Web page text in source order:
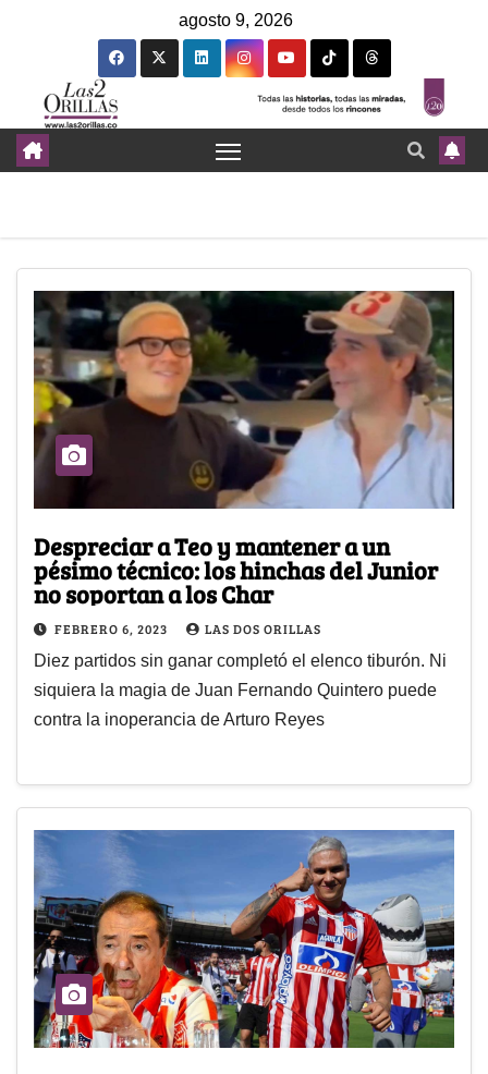
agosto 9, 2026
Despreciar a Teo y mantener a un
pésimo técnico: los hinchas del Junior
no soportan a los Char
FEBRERO 6, 2023 LAS DOS ORILLAS
Diez partidos sin ganar completó el elenco tiburón. Ni
siquiera la magia de Juan Fernando Quintero puede
contra la inoperancia de Arturo Reyes